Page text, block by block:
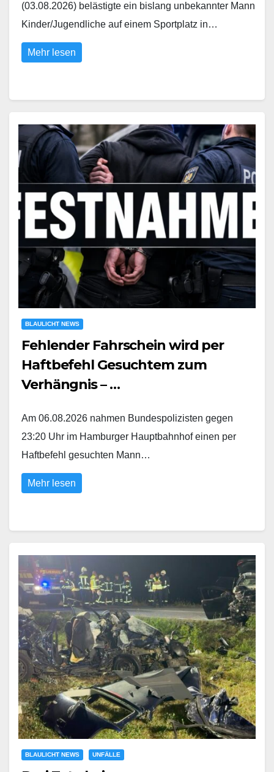
(03.08.2026) belästigte ein bislang unbekannter Mann
Kinder/Jugendliche auf einem Sportplatz in…
Mehr lesen
BLAULICHT NEWS
Fehlender Fahrschein wird per
Haftbefehl Gesuchtem zum
Verhängnis – …
Am 06.08.2026 nahmen Bundespolizisten gegen
23:20 Uhr im Hamburger Hauptbahnhof einen per
Haftbefehl gesuchten Mann…
Mehr lesen
BLAULICHT NEWS UNFÄLLE